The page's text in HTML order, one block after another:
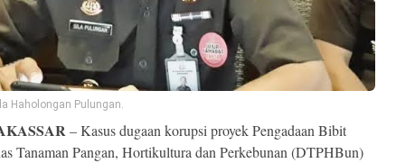
Haholongan Pulungan.
– Kasus dugaan korupsi proyek Pengadaan Bibit
Tanaman Pangan, Hortikultura dan Perkebunan (DTPHBun)